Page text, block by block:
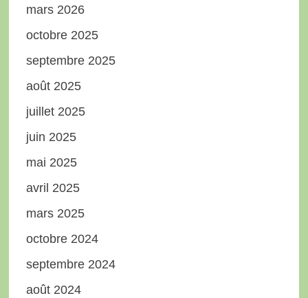
mars 2026
octobre 2025
septembre 2025
août 2025
juillet 2025
juin 2025
mai 2025
avril 2025
mars 2025
octobre 2024
septembre 2024
août 2024